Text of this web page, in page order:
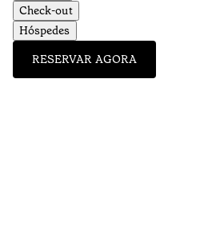
Check-out
Hóspedes
RESERVAR AGORA